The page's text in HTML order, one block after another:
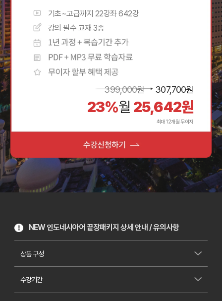
기초~고급까지 22강좌 642강
강의 필수 교재 3종
399,000원 307,700원
23%월 25,642원
최대 12개월 무이자
NEW 인도네시아어 끝장패키지 상세 안내 / 유의사항
상품 구성
수강기간